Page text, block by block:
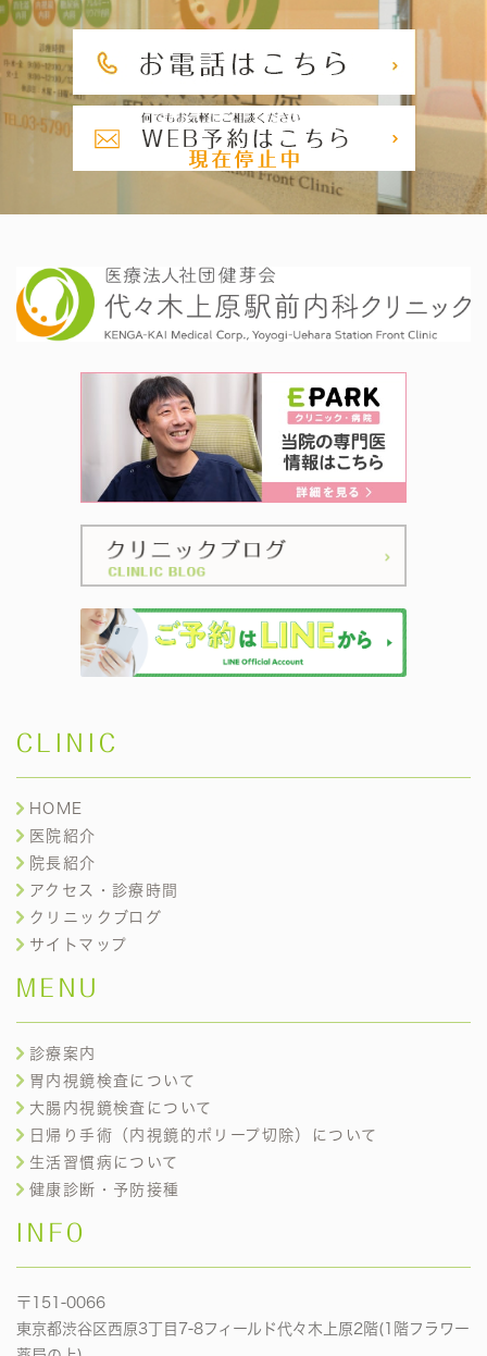
CLINIC
HOME
医院紹介
院長紹介
アクセス・診療時間
クリニックブログ
サイトマップ
MENU
診療案内
胃内視鏡検査について
大腸内視鏡検査について
日帰り手術（内視鏡的ポリープ切除）について
生活習慣病について
健康診断・予防接種
INFO
〒151-0066
東京都渋谷区西原3丁目7-8フィールド代々木上原2階(1階フラワー